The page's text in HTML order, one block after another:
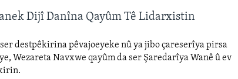
Dijî Danîna Qayûm Tê Lidarxistin
destpêkirina pêvajoeyeke nû ya jibo çareserîya pirsa
Wezareta Navxwe qayûm da ser Şaredarîya Wanê û ev